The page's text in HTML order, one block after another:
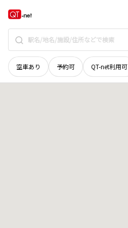
空車あり 予約可 QT-net利用可
山口県